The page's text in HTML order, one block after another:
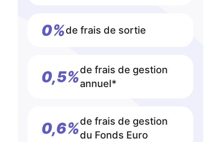
0%de frais de sortie
0,5%de frais de gestion
annuel*
0,6%de frais de gestion
du Fonds Euro